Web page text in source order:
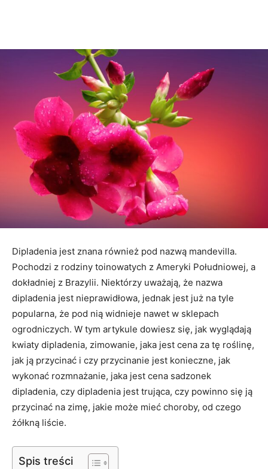
Dipladenia jest znana również pod nazwą mandevilla.
Pochodzi z rodziny toinowatych z Ameryki Południowej, a
dokładniej z Brazylii. Niektórzy uważają, że nazwa
dipladenia jest nieprawidłowa, jednak jest już na tyle
popularna, że pod nią widnieje nawet w sklepach
ogrodniczych. W tym artykule dowiesz się, jak wyglądają
kwiaty dipladenia, zimowanie, jaka jest cena za tę roślinę,
jak ją przycinać i czy przycinanie jest konieczne, jak
wykonać rozmnażanie, jaka jest cena sadzonek
dipladenia, czy dipladenia jest trująca, czy powinno się ją
przycinać na zimę, jakie może mieć choroby, od czego
żółkną liście.
Spis treści